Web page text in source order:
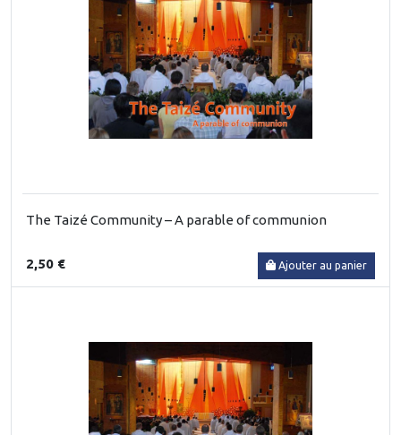
The Taizé Community – A parable of communion
2,50 € Ajouter au panier